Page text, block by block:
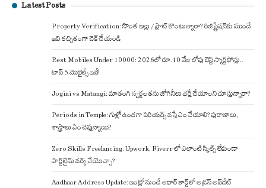
Latest Posts
Property Verification: సొంత ఇల్లు / ప్లాట్ కొంటున్నారా? రిజిస్ట్రేషన్‌కు ముందే
ఇవి కచ్చితంగా చెక్ చేయండి
Best Mobiles Under 10000: 2026లో రూ.10 వేల లోపు బెస్ట్ స్మార్ట్‌ఫోన్లు..
టాప్ 5 మొబైల్స్ ఇవే!
Jogini vs Matangi: మాతంగి స్వర్ణలతను జోగినీలు భర్తీ చేయాలని చూస్తున్నారా?
Periods in Temple: గుళ్లో ఉండగా పిరియడ్స్ వస్తే ఏం చేయాలి? పురాణాలు,
శాస్త్రాలు ఏం చెప్తున్నాయి?
Zero Skills Freelancing: Upwork, Fiverr లో ఎలాంటి స్కిల్స్ లేకుండా
పార్ట్‌టైమ్ వర్క్ చేయొచ్చా?
Aadhaar Address Update: ఇంట్లో నుంచే ఆధార్ కార్డ్‌లో అడ్రస్ అప్‌డేట్